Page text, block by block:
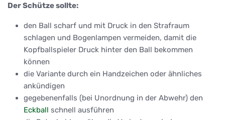
Der Schütze sollte:
den Ball scharf und mit Druck in den Strafraum
schlagen und Bogenlampen vermeiden, damit die
Kopfballspieler Druck hinter den Ball bekommen
können
die Variante durch ein Handzeichen oder ähnliches
ankündigen
gegebenenfalls (bei Unordnung in der Abwehr) den
Eckball schnell ausführen